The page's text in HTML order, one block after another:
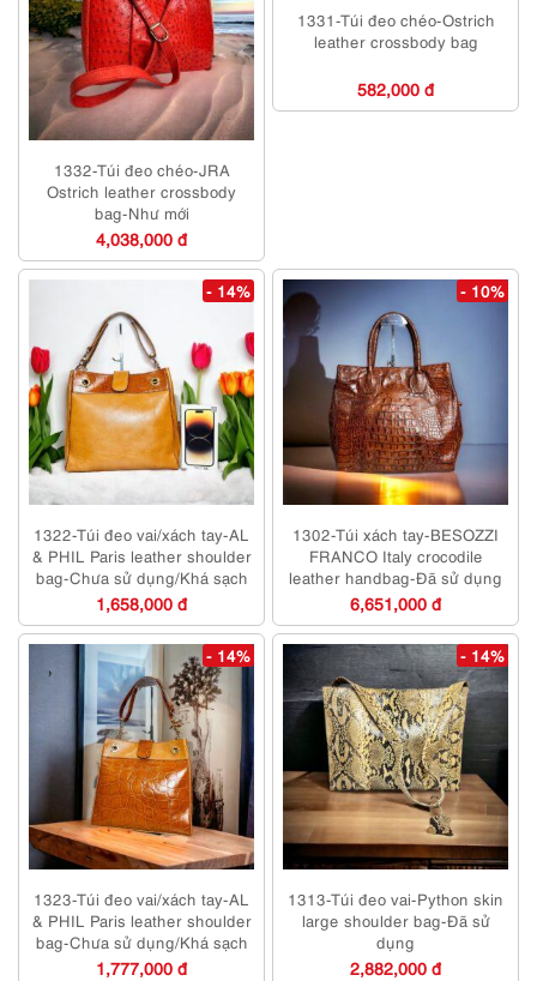
1332-Túi đeo chéo-JRA
Ostrich leather crossbody
bag-Như mới
4,038,000 đ
1331-Túi đeo chéo-Ostrich
leather crossbody bag
582,000 đ
- 14%
1322-Túi đeo vai/xách tay-AL
& PHIL Paris leather shoulder
bag-Chưa sử dụng/Khá sạch
1,658,000 đ
- 10%
1302-Túi xách tay-BESOZZI
FRANCO Italy crocodile
leather handbag-Đã sử dụng
6,651,000 đ
- 14%
1323-Túi đeo vai/xách tay-AL
& PHIL Paris leather shoulder
bag-Chưa sử dụng/Khá sạch
1,777,000 đ
- 14%
1313-Túi đeo vai-Python skin
large shoulder bag-Đã sử
dụng
2,882,000 đ